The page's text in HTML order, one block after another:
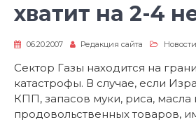
хватит на 2-4
06.20.2007 Редакция сайта Новости
Сектор Газы находится на
катастрофы. В случае, если
КПП, запасов муки, риса, масла
продовольственных товаров,